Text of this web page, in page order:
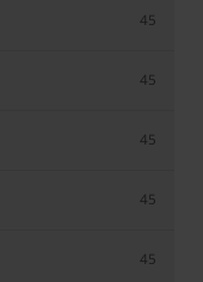
45
45
45
45
45